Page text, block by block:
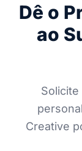
Dê o
ao
Creative